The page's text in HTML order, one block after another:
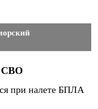
СВО
при налете БПЛА